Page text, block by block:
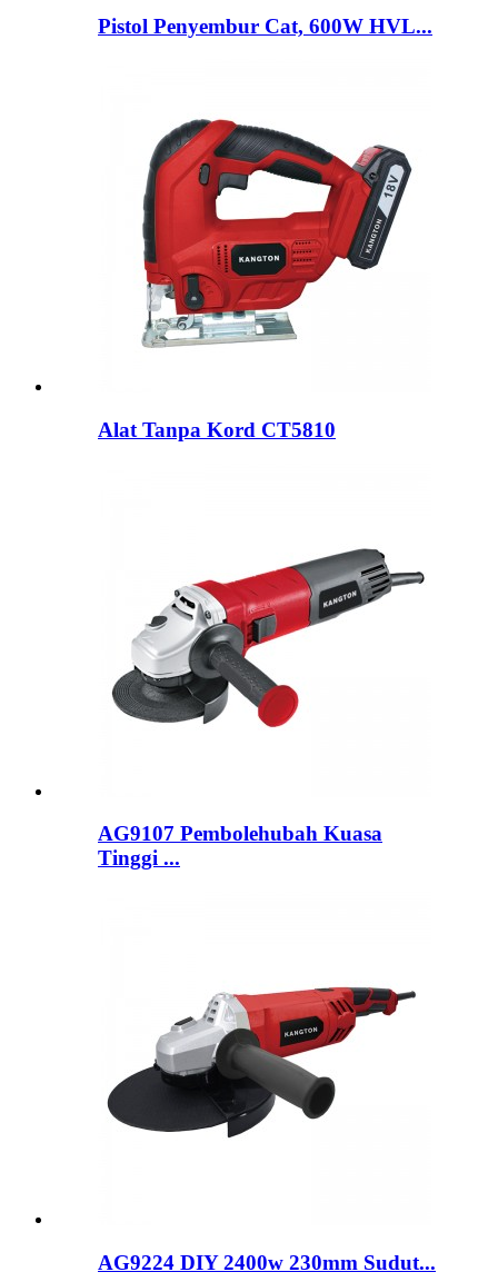
Pistol Penyembur Cat, 600W HVL...
Alat Tanpa Kord CT5810
AG9107 Pembolehubah Kuasa
Tinggi ...
AG9224 DIY 2400w 230mm Sudut...